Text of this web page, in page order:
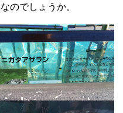
のでしょうか。